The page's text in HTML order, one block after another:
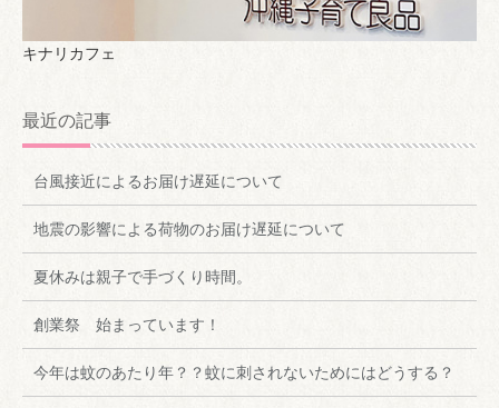
キナリカフェ
最近の記事
台風接近によるお届け遅延について
地震の影響による荷物のお届け遅延について
夏休みは親子で手づくり時間。
創業祭 始まっています！
今年は蚊のあたり年？？蚊に刺されないためにはどうする？